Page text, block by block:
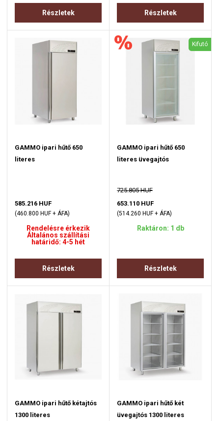
Részletek Részletek
GAMMO ipari hűtő 650
literes
585.216 HUF
(460.800 HUF + ÁFA)
Rendelésre érkezik
Általános szállítási
határidő: 4-5 hét
Részletek
Kifutó
GAMMO ipari hűtő 650
literes üvegajtós
725.805 HUF
653.110 HUF
(514.260 HUF + ÁFA)
Raktáron: 1 db
Részletek
GAMMO ipari hűtő kétajtós
1300 literes
GAMMO ipari hűtő két
üvegajtós 1300 literes